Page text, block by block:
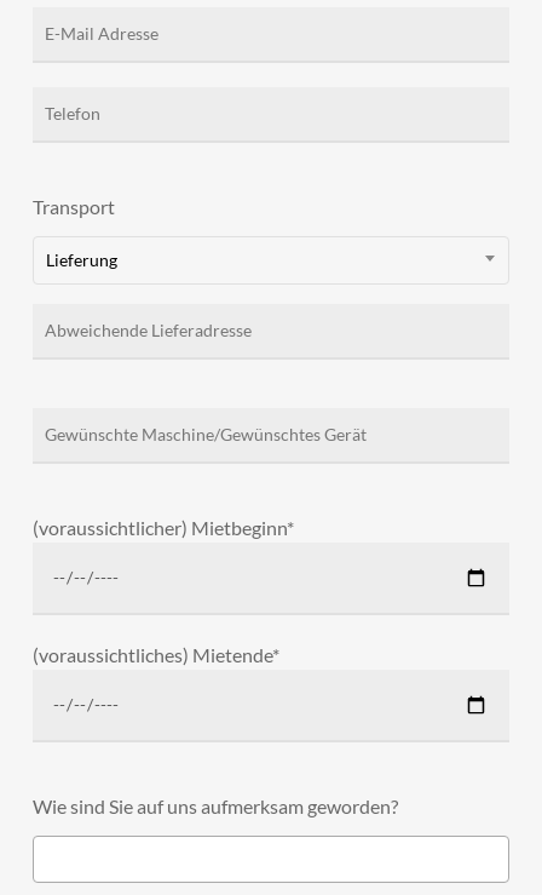
Transport
Lieferung
(voraussichtlicher) Mietbeginn*
(voraussichtliches) Mietende*
Wie sind Sie auf uns aufmerksam geworden?